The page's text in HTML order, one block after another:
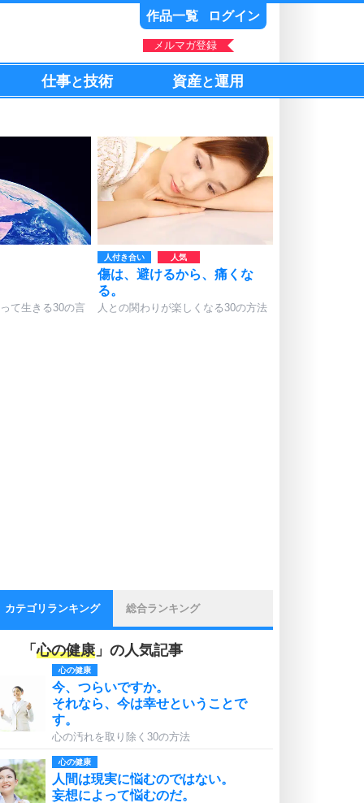
作品一覧 ログイン
メルマガ登録
仕事と技術 資産と運用
て生きる30の言
人付き合い
傷は、避けるから、痛くな
る。
人との関わりが楽しくなる30の方法
カテゴリランキング 総合ランキング
「心の健康」の人気記事
心の健康
今、つらいですか。
それなら、今は幸せということで
す。
心の汚れを取り除く30の方法
心の健康
人間は現実に悩むのではない。
妄想によって悩むのだ。